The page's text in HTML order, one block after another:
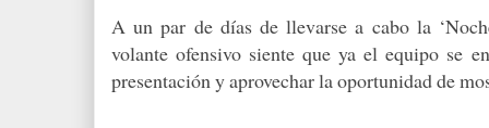
A un par de días de llevarse a cabo la
volante ofensivo siente que ya el equipo se
presentación y aprovechar la oportunidad de